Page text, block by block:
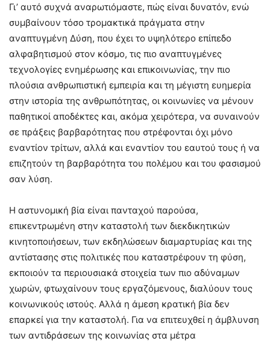
Γι’ αυτό συχνά αναρωτιόμαστε, πώς είναι δυνατόν, ενώ
συμβαίνουν τόσο τρομακτικά πράγματα στην
αναπτυγμένη Δύση, που έχει το υψηλότερο επίπεδο
αλφαβητισμού στον κόσμο, τις πιο αναπτυγμένες
τεχνολογίες ενημέρωσης και επικοινωνίας, την πιο
πλούσια ανθρωπιστική εμπειρία και τη μέγιστη ευημερία
στην ιστορία της ανθρωπότητας, οι κοινωνίες να μένουν
παθητικοί αποδέκτες και, ακόμα χειρότερα, να συναινούν
σε πράξεις βαρβαρότητας που στρέφονται όχι μόνο
εναντίον τρίτων, αλλά και εναντίον του εαυτού τους ή να
επιζητούν τη βαρβαρότητα του πολέμου και του φασισμού
σαν λύση.
Η αστυνομική βία είναι πανταχού παρούσα,
επικεντρωμένη στην καταστολή των διεκδικητικών
κινητοποιήσεων, των εκδηλώσεων διαμαρτυρίας και της
αντίστασης στις πολιτικές που καταστρέφουν τη φύση,
εκποιούν τα περιουσιακά στοιχεία των πιο αδύναμων
χωρών, φτωχαίνουν τους εργαζόμενους, διαλύουν τους
κοινωνικούς ιστούς. Αλλά η άμεση κρατική βία δεν
επαρκεί για την καταστολή. Για να επιτευχθεί η άμβλυνση
των αντιδράσεων της κοινωνίας στα μέτρα